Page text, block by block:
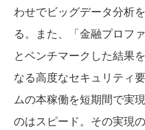
わせでビッグデータ分析
る。また、「金融プロフ
とベンチマークした結果
なる高度なセキュリティ
ムの本稼働を短期間で実
のはスピード。その実現